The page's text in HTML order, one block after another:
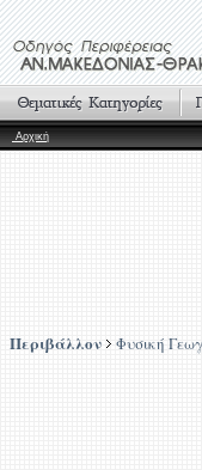
Αρχική
Περιβάλλον Φυσική